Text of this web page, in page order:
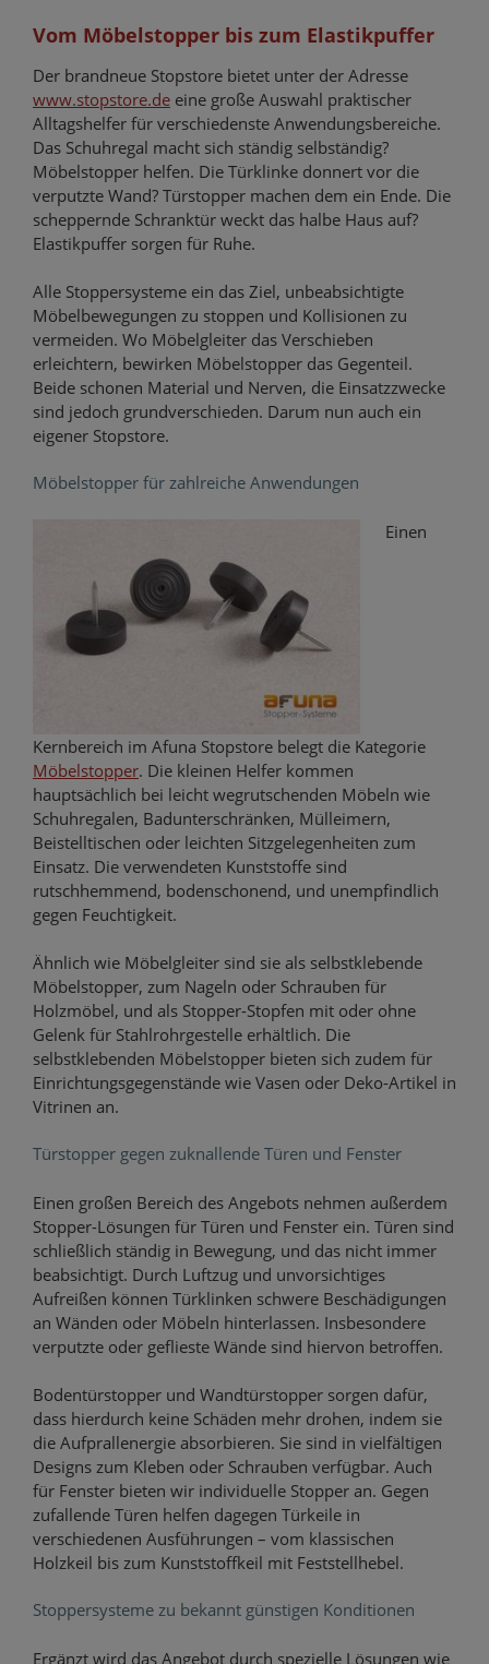
Vom Möbelstopper bis zum Elastikpuffer
Der brandneue Stopstore bietet unter der Adresse
www.stopstore.de eine große Auswahl praktischer
Alltagshelfer für verschiedenste Anwendungsbereiche.
Das Schuhregal macht sich ständig selbständig?
Möbelstopper helfen. Die Türklinke donnert vor die
verputzte Wand? Türstopper machen dem ein Ende. Die
scheppernde Schranktür weckt das halbe Haus auf?
Elastikpuffer sorgen für Ruhe.
Alle Stoppersysteme ein das Ziel, unbeabsichtigte
Möbelbewegungen zu stoppen und Kollisionen zu
vermeiden. Wo Möbelgleiter das Verschieben
erleichtern, bewirken Möbelstopper das Gegenteil.
Beide schonen Material und Nerven, die Einsatzzwecke
sind jedoch grundverschieden. Darum nun auch ein
eigener Stopstore.
Möbelstopper für zahlreiche Anwendungen
Einen
Kernbereich im Afuna Stopstore belegt die Kategorie
Möbelstopper. Die kleinen Helfer kommen
hauptsächlich bei leicht wegrutschenden Möbeln wie
Schuhregalen, Badunterschränken, Mülleimern,
Beistelltischen oder leichten Sitzgelegenheiten zum
Einsatz. Die verwendeten Kunststoffe sind
rutschhemmend, bodenschonend, und unempfindlich
gegen Feuchtigkeit.
Ähnlich wie Möbelgleiter sind sie als selbstklebende
Möbelstopper, zum Nageln oder Schrauben für
Holzmöbel, und als Stopper-Stopfen mit oder ohne
Gelenk für Stahlrohrgestelle erhältlich. Die
selbstklebenden Möbelstopper bieten sich zudem für
Einrichtungsgegenstände wie Vasen oder Deko-Artikel in
Vitrinen an.
Türstopper gegen zuknallende Türen und Fenster
Einen großen Bereich des Angebots nehmen außerdem
Stopper-Lösungen für Türen und Fenster ein. Türen sind
schließlich ständig in Bewegung, und das nicht immer
beabsichtigt. Durch Luftzug und unvorsichtiges
Aufreißen können Türklinken schwere Beschädigungen
an Wänden oder Möbeln hinterlassen. Insbesondere
verputzte oder geflieste Wände sind hiervon betroffen.
Bodentürstopper und Wandtürstopper sorgen dafür,
dass hierdurch keine Schäden mehr drohen, indem sie
die Aufprallenergie absorbieren. Sie sind in vielfältigen
Designs zum Kleben oder Schrauben verfügbar. Auch
für Fenster bieten wir individuelle Stopper an. Gegen
zufallende Türen helfen dagegen Türkeile in
verschiedenen Ausführungen – vom klassischen
Holzkeil bis zum Kunststoffkeil mit Feststellhebel.
Stoppersysteme zu bekannt günstigen Konditionen
Ergänzt wird das Angebot durch spezielle Lösungen wie